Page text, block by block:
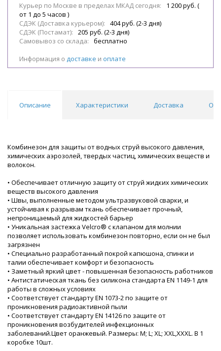
Курьер по Москве в пределах МКАД сегодня:
1 200 руб. (
от 1 до 5 часов )
СДЭК (Доставка курьером):
404 руб. (2-3 дня)
СДЭК (Постамат):
205 руб. (2-3 дня)
Самовывоз со склада:
бесплатно
Информация о доставке и оплате
Описание Характеристики Доставка
Комбинезон для защиты от водных струй высокого давления,
химических аэрозолей, твердых частиц, химических веществ и
волокон.
• Обеспечивает отличную защиту от струй жидких химических
веществ высокого давления
• Швы, выполненные методом ультразвуковой сварки, и
устойчивая к разрывам ткань обеспечивает прочный,
непроницаемый для жидкостей барьер
• Уникальная застежка Velcro® с клапаном для молнии
позволяет использовать комбинезон повторно, если он не был
загрязнен
• Специально разработанный покрой капюшона, спинки и
талии обеспечивает комфорт и безопасность
• Заметный яркий цвет - повышенная безопасность работников
• Антистатическая ткань без силикона стандарта EN 1149-1 для
работы в сложных условиях
• Соответствует стандарту EN 1073-2 по защите от
проникновения радиоактивной пыли
• Соответствует стандарту EN 14126 по защите от
проникновения возбудителей инфекционных
заболеваний.Цвет оранжевый. Размеры: M; L; XL; XXL,ХХХL. В 1
коробке 10шт.